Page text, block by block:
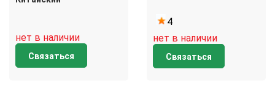
нет в наличии
Связаться
4
нет в наличии
Связаться